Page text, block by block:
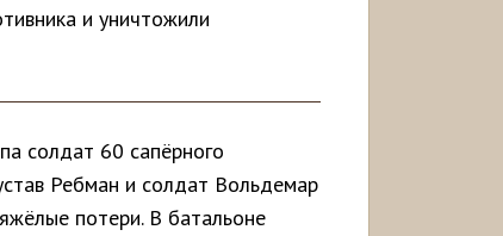
и уничтожили
солдат 60 сапёрного
Ребман и солдат Вольдемар
потери. В батальоне